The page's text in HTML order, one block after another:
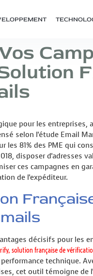
pour les entreprises,
selon l'étude Email
les 81% des PME qui
disposer d'adresses
ces campagnes en
de l'expéditeur.
décisifs pour les
solution française de
technique.
cet outil témoigne de